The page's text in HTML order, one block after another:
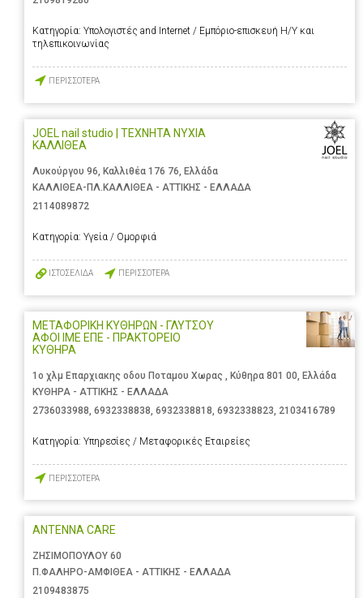
Κατηγορία: Υπολογιστές and Internet / Εμπόριο-επισκευή Η/Υ και
τηλεπικοινωνίας
ΠΕΡΙΣΣΟΤΕΡΑ
JOEL nail studio | ΤΕΧΝΗΤΑ ΝΥΧΙΑ
ΚΑΛΛΙΘΕΑ
Λυκούργου 96, Καλλιθέα 176 76, Ελλάδα
ΚΑΛΛΙΘΕΑ-ΠΛ.ΚΑΛΛΙΘΕΑ - ΑΤΤΙΚΗΣ - ΕΛΛΑΔΑ
2114089872
Κατηγορία: Υγεία / Ομορφιά
ΙΣΤΟΣΕΛΙΔΑ ΠΕΡΙΣΣΟΤΕΡΑ
ΜΕΤΑΦΟΡΙΚΗ ΚΥΘΗΡΩΝ - ΓΛΥΤΣΟΥ
ΑΦΟΙ ΙΜΕ ΕΠΕ - ΠΡΑΚΤΟΡΕΙΟ
ΚΥΘΗΡΑ
1ο χλμ Επαρχιακης οδου Ποταμου Χωρας , Κύθηρα 801 00, Ελλάδα
ΚΥΘΗΡΑ - ΑΤΤΙΚΗΣ - ΕΛΛΑΔΑ
2736033988, 6932338838, 6932338818, 6932338823, 2103416789
Κατηγορία: Υπηρεσίες / Μεταφορικές Εταιρείες
ΠΕΡΙΣΣΟΤΕΡΑ
ANTENNA CARE
ΖΗΣΙΜΟΠΟΥΛΟΥ 60
Π.ΦΑΛΗΡΟ-ΑΜΦΙΘΕΑ - ΑΤΤΙΚΗΣ - ΕΛΛΑΔΑ
2109483875